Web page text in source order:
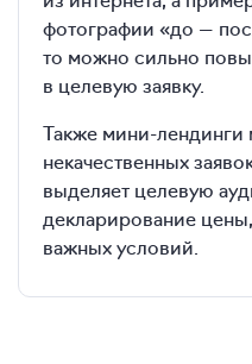
фотографии «до —
то можно сильно
в целевую заявку.
Также мини-лендинги
некачественных
выделяет целевую
декларирование
важных условий.